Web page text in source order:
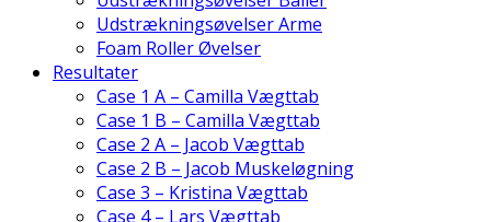
Udstrækningsøvelser Arme
Foam Roller Øvelser
Resultater
Case 1 A – Camilla Vægttab
Case 1 B – Camilla Vægttab
Case 2 A – Jacob Vægttab
Case 2 B – Jacob Muskeløgning
Case 3 – Kristina Vægttab
Case 4 – Lars Vægttab